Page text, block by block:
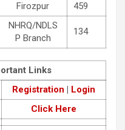
Firozpur 459
NHRQ/NDLS
P Branch
134
Links
Registration | Login
Click Here